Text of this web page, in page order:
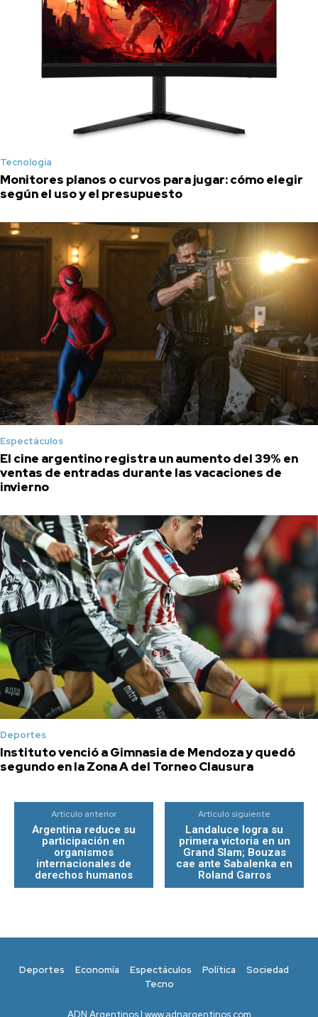
Tecnología
Monitores planos o curvos para jugar: cómo elegir
según el uso y el presupuesto
Espectáculos
El cine argentino registra un aumento del 39% en
ventas de entradas durante las vacaciones de
invierno
Deportes
Instituto venció a Gimnasia de Mendoza y quedó
segundo en la Zona A del Torneo Clausura
Artículo anterior
Argentina reduce su
participación en
organismos
internacionales de
derechos humanos
Artículo siguiente
Landaluce logra su
primera victoria en un
Grand Slam; Bouzas
cae ante Sabalenka en
Roland Garros
Deportes Economía Espectáculos Política
Sociedad
Tecno
ADN Argentinos | www.adnargentinos.com